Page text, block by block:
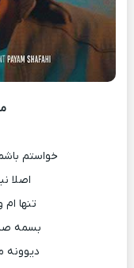
خواستم
اصلا
تنها
بسمه
دیوونه